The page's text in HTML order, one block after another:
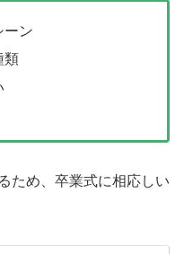
ーン
類
ため、卒業式に相応しい